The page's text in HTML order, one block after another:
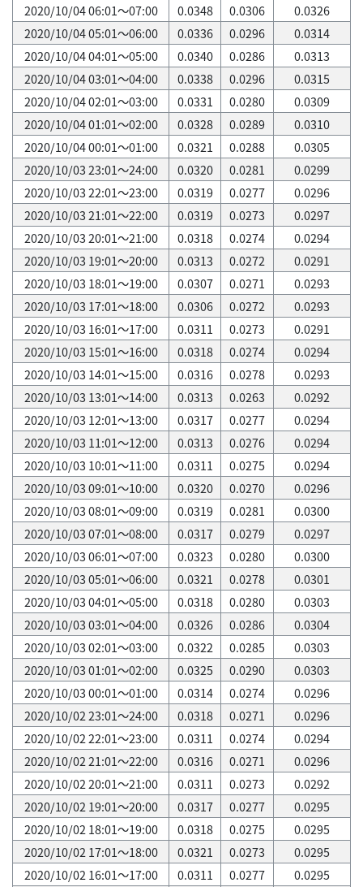
2020/10/04 06:01～07:00
0.0348 0.0306
0.0326
2020/10/04 05:01～06:00
0.0336 0.0296
0.0314
2020/10/04 04:01～05:00
0.0340 0.0286
0.0313
2020/10/04 03:01～04:00
0.0338 0.0296
0.0315
2020/10/04 02:01～03:00
0.0331 0.0280
0.0309
2020/10/04 01:01～02:00
0.0328 0.0289
0.0310
2020/10/04 00:01～01:00
0.0321 0.0288
0.0305
2020/10/03 23:01～24:00
0.0320 0.0281
0.0299
2020/10/03 22:01～23:00
0.0319 0.0277
0.0296
2020/10/03 21:01～22:00
0.0319 0.0273
0.0297
2020/10/03 20:01～21:00
0.0318 0.0274
0.0294
2020/10/03 19:01～20:00
0.0313 0.0272
0.0291
2020/10/03 18:01～19:00
0.0307 0.0271
0.0293
2020/10/03 17:01～18:00
0.0306 0.0272
0.0293
2020/10/03 16:01～17:00
0.0311 0.0273
0.0291
2020/10/03 15:01～16:00
0.0318 0.0274
0.0294
2020/10/03 14:01～15:00
0.0316 0.0278
0.0293
2020/10/03 13:01～14:00
0.0313 0.0263
0.0292
2020/10/03 12:01～13:00
0.0317 0.0277
0.0294
2020/10/03 11:01～12:00
0.0313 0.0276
0.0294
2020/10/03 10:01～11:00
0.0311 0.0275
0.0294
2020/10/03 09:01～10:00
0.0320 0.0270
0.0296
2020/10/03 08:01～09:00
0.0319 0.0281
0.0300
2020/10/03 07:01～08:00
0.0317 0.0279
0.0297
2020/10/03 06:01～07:00
0.0323 0.0280
0.0300
2020/10/03 05:01～06:00
0.0321 0.0278
0.0301
2020/10/03 04:01～05:00
0.0318 0.0280
0.0303
2020/10/03 03:01～04:00
0.0326 0.0286
0.0304
2020/10/03 02:01～03:00
0.0322 0.0285
0.0303
2020/10/03 01:01～02:00
0.0325 0.0290
0.0303
2020/10/03 00:01～01:00
0.0314 0.0274
0.0296
2020/10/02 23:01～24:00
0.0318 0.0271
0.0296
2020/10/02 22:01～23:00
0.0311 0.0274
0.0294
2020/10/02 21:01～22:00
0.0316 0.0271
0.0296
2020/10/02 20:01～21:00
0.0311 0.0273
0.0292
2020/10/02 19:01～20:00
0.0317 0.0277
0.0295
2020/10/02 18:01～19:00
0.0318 0.0275
0.0295
2020/10/02 17:01～18:00
0.0321 0.0273
0.0295
2020/10/02 16:01～17:00
0.0311 0.0277
0.0295